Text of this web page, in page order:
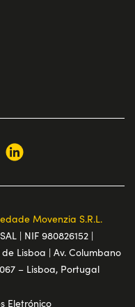
Movenzia S.R.L.
| NIF 980826152 |
Lisboa | Av. Columbano
– Lisboa, Portugal
Eletrónico